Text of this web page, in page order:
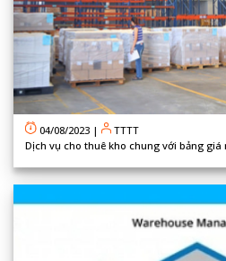
04/08/2023 |
TTTT
Dịch vụ cho thuê kho chung với bảng giá